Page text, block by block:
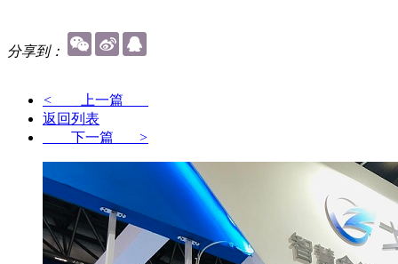
分享到：
< 上一篇
返回列表
下一篇 >